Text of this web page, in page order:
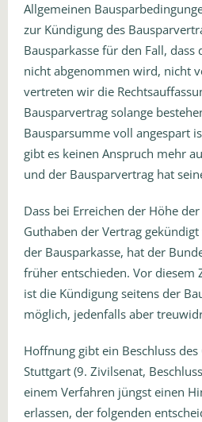
Allgemeinen
zur Kündigung des
Bausparkasse für den Fall, dass
nicht abgenommen wird, nicht
vertreten wir die
Bausparvertrag solange
Bausparsumme voll angespart
gibt es keinen Anspruch mehr
und der Bausparvertrag hat
Dass bei Erreichen der Höhe
Guthaben der Vertrag
der Bausparkasse, hat der
früher entschieden. Vor diesem
ist die Kündigung seitens der
möglich, jedenfalls aber
Hoffnung gibt ein Beschluss
Stuttgart (9. Zivilsenat,
einem Verfahren jüngst einen
erlassen, der folgenden